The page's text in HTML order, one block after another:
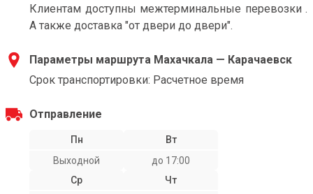
Клиентам доступны межтерминальные перевозки .
А также доставка "от двери до двери".
Параметры маршрута Махачкала — Карачаевск
Срок транспортировки: Расчетное время
Отправление
Пн
Выходной
Вт
до 17:00
Ср
Чт